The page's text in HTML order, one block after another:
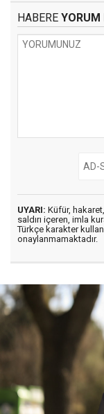
HABERE YORUM
UYARI: Küfür,
saldırı içeren, imla
Türkçe karakter
onaylanmamaktadır.